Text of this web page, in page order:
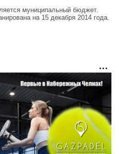
муниципальный бюджет.
на 15 декабря 2014 года.